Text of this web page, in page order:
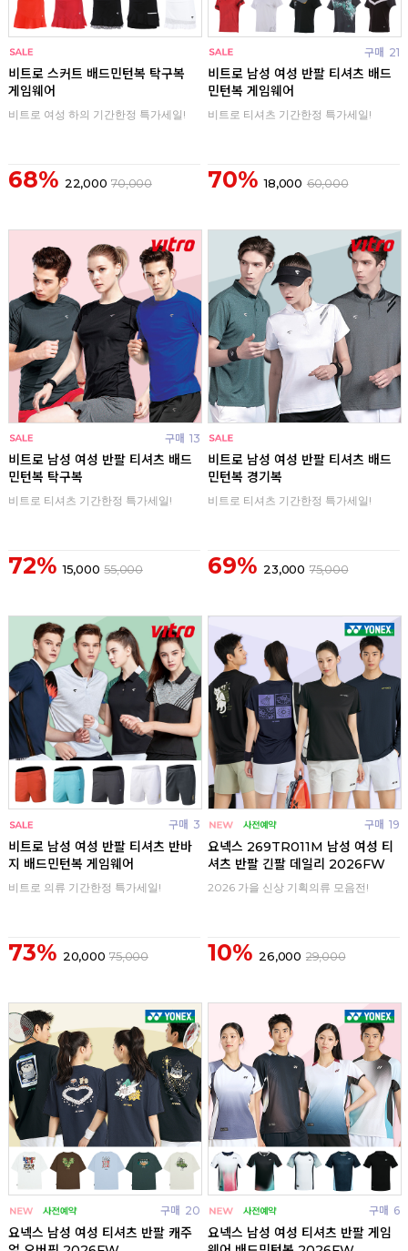
비트로 스커트 배드민턴복 탁구복
게임웨어
비트로 여성 하의 기간한정 특가세일!
68% 22,000 70,000
구매 21
비트로 남성 여성 반팔 티셔츠 배드
민턴복 게임웨어
비트로 티셔츠 기간한정 특가세일!
70% 18,000 60,000
구매 13
비트로 남성 여성 반팔 티셔츠 배드
민턴복 탁구복
비트로 티셔츠 기간한정 특가세일!
72% 15,000 55,000
비트로 남성 여성 반팔 티셔츠 배드
민턴복 경기복
비트로 티셔츠 기간한정 특가세일!
69% 23,000 75,000
구매 3
비트로 남성 여성 반팔 티셔츠 반바
지 배드민턴복 게임웨어
비트로 의류 기간한정 특가세일!
73% 20,000 75,000
구매 19
요넥스 269TR011M 남성 여성 티
셔츠 반팔 긴팔 데일리 2026FW
2026 가을 신상 기획의류 모음전!
10% 26,000 29,000
구매 20
요넥스 남성 여성 티셔츠 반팔 캐주
구매 6
요넥스 남성 여성 티셔츠 반팔 게임